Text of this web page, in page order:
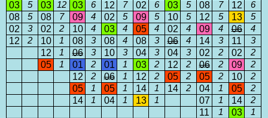
03 5 03 12 03 6 12 7 02 6 03 5 08 7 12 6
08 5 08 7 09 4 02 5 09 5 10 5 12 5 13 5
02 3 02 2 10 4 03 4 05 4 02 4 09 4 06 4
12 2 10 1 08 3 08 4 08 3 06 4 14 3 11 3
12 1 06 3 10 3 04 3 04 3 02 2 02 2
05 1 01 2 01 1 03 2 12 2 06 2 09 2
12 2 06 1 12 2 05 2 05 2 10 2
05 1 05 1 14 1 14 2 04 1 05 2
14 1 04 1 13 1 07 1 14 2
11 1 03 1